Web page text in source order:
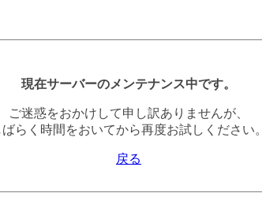
現在サーバーのメンテナンス中です。
ご迷惑をおかけして申し訳ありませんが、
ばらく時間をおいてから再度お試しください。
戻る